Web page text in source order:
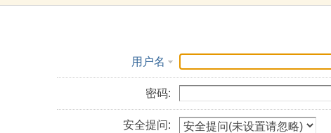
用户名
密码:
安全提问: